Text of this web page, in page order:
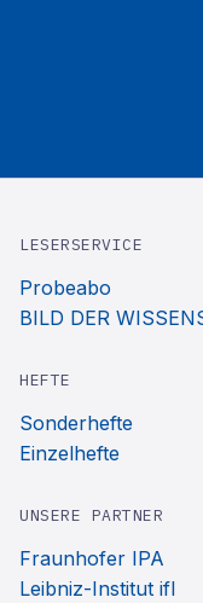
LESERSERVICE
Probeabo
BILD DER
HEFTE
Sonderhefte
Einzelhefte
UNSERE PARTNER
Fraunhofer IPA
Leibniz-Institut ifl